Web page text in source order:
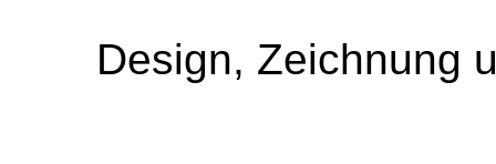
Design, Zeichnung